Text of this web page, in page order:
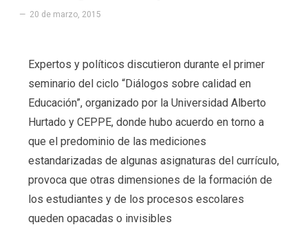
20 de marzo, 2015
Expertos y políticos discutieron durante el primer
seminario del ciclo “Diálogos sobre calidad en
Educación”, organizado por la Universidad Alberto
Hurtado y CEPPE, donde hubo acuerdo en torno a
que el predominio de las mediciones
estandarizadas de algunas asignaturas del currículo,
provoca que otras dimensiones de la formación de
los estudiantes y de los procesos escolares
queden opacadas o invisibles